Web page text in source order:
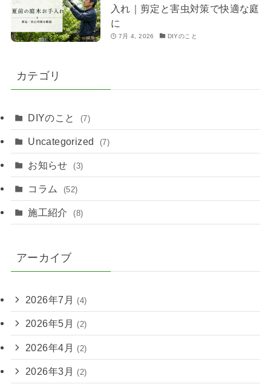
入れ｜剪定と害虫対策で快適な庭
に
7月 4, 2026 DIYのこと
カテゴリ
DIYのこと (7)
Uncategorized (7)
お知らせ (3)
コラム (52)
施工紹介 (8)
アーカイブ
2026年7月 (4)
2026年5月 (2)
2026年4月 (2)
2026年3月 (2)